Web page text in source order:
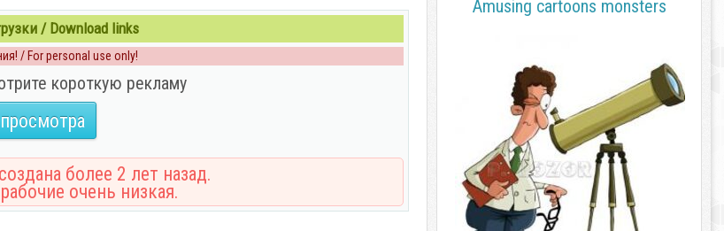
/ Download links
/ For personal use only!
короткую рекламу
более 2 лет назад.
очень низкая.
Amusing cartoons monsters